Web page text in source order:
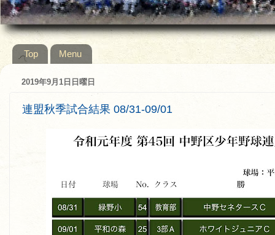
Top Menu
2019年9月1日日曜日
連盟秋季試合結果 08/31-09/01